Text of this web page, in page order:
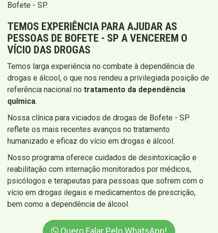
Bofete - SP.
TEMOS EXPERIÊNCIA PARA AJUDAR AS
PESSOAS DE BOFETE - SP A VENCEREM O
VÍCIO DAS DROGAS
Temos larga experiência no combate à dependência de
drogas e álcool, o que nos rendeu a privilegiada posição de
referência nacional no tratamento da dependência
química.
Nossa clínica para viciados de drogas de Bofete - SP
reflete os mais recentes avanços no tratamento
humanizado e eficaz do vício em drogas e álcool.
Nosso programa oferece cuidados de desintoxicação e
reabilitação com internação monitorados por médicos,
psicólogos e terapeutas para pessoas que sofrem com o
vício em drogas ilegais e medicamentos de prescrição,
bem como a dependência de álcool.